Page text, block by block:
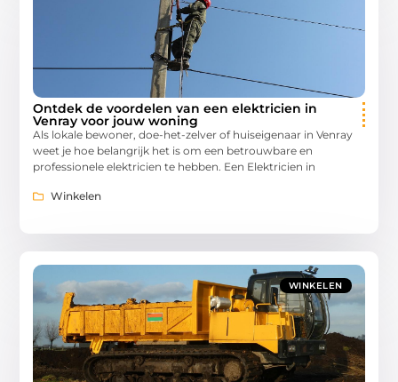
Ontdek de voordelen van een elektricien in
Venray voor jouw woning
Als lokale bewoner, doe-het-zelver of huiseigenaar in Venray
weet je hoe belangrijk het is om een betrouwbare en
professionele elektricien te hebben. Een Elektricien in
Winkelen
WINKELEN